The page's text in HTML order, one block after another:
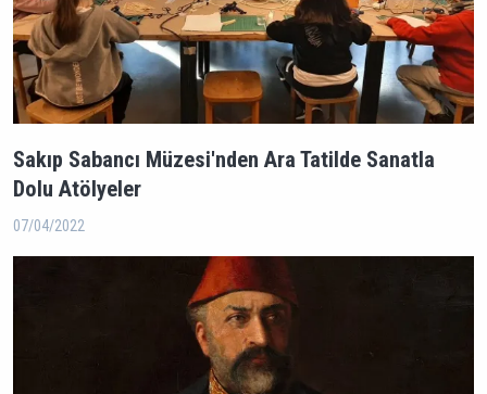
Sakıp Sabancı Müzesi'nden Ara Tatilde Sanatla
Dolu Atölyeler
07/04/2022